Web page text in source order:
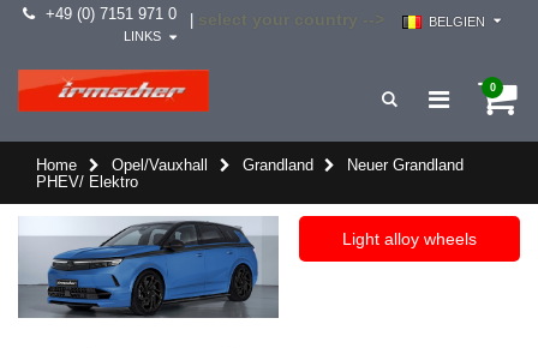
+49 (0) 7151 971 0
BELGIEN
LINKS
0
Home Opel/Vauxhall Grandland
Neuer Grandland
PHEV/ Elektro
Light alloy wheels